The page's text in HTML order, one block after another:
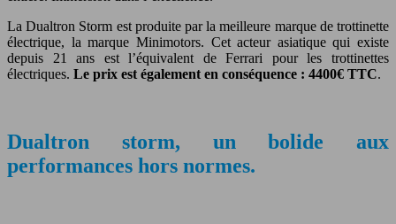
La Dualtron Storm est produite par la meilleure marque de trottinette
électrique, la marque Minimotors. Cet acteur asiatique qui existe
depuis 21 ans est l’équivalent de Ferrari pour les trottinettes
électriques. Le prix est également en conséquence : 4400€ TTC.
Dualtron storm, un bolide aux
performances hors normes.